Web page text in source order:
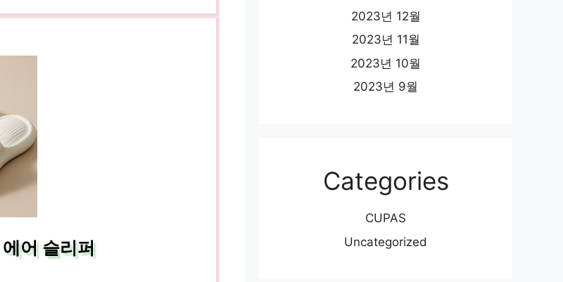
어 슬리퍼
2023년 12월
2023년 11월
2023년 10월
2023년 9월
Categories
CUPAS
Uncategorized